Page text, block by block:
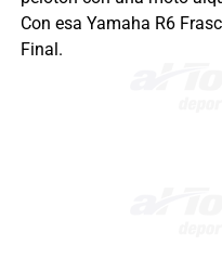
Con esa Yamaha R6
Final.